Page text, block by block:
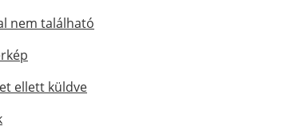
nem található
ellett küldve